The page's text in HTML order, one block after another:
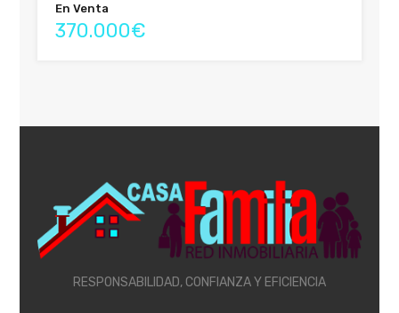
En Venta
370.000€
RESPONSABILIDAD, CONFIANZA Y EFICIENCIA